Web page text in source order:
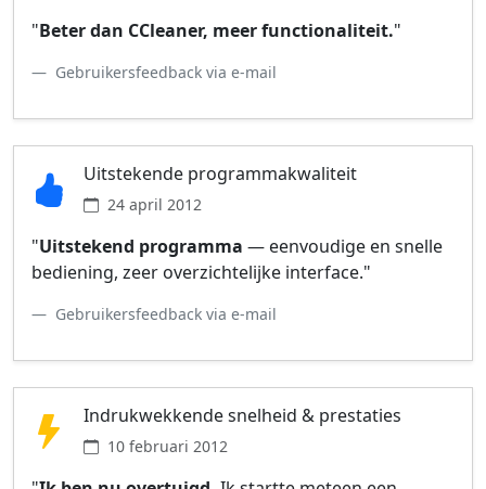
"Beter dan CCleaner, meer functionaliteit."
Gebruikersfeedback via e-mail
Uitstekende programmakwaliteit
24 april 2012
"Uitstekend programma — eenvoudige en snelle
bediening, zeer overzichtelijke interface."
Gebruikersfeedback via e-mail
Indrukwekkende snelheid & prestaties
10 februari 2012